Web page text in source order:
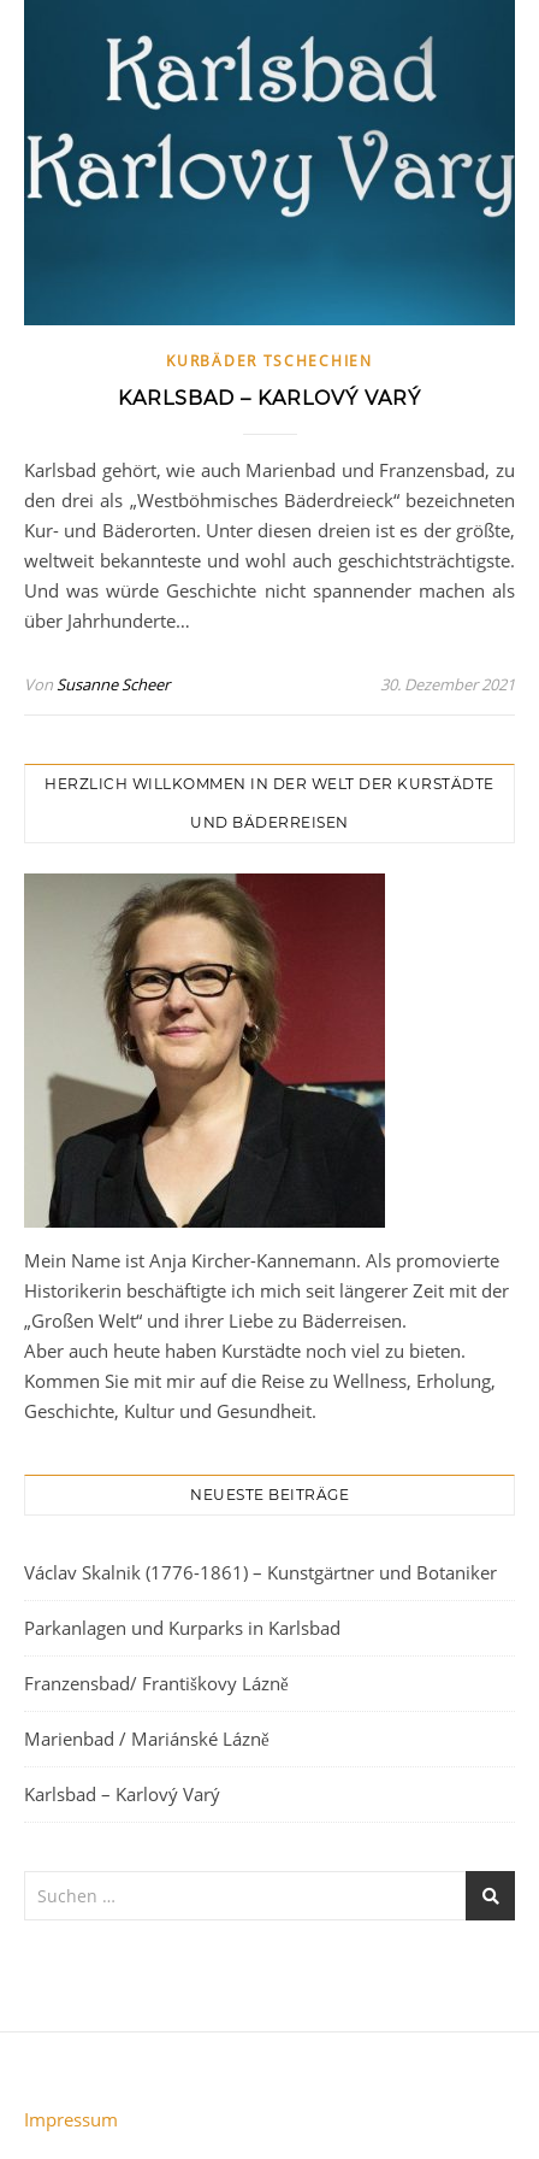
KURBÄDER TSCHECHIEN
KARLSBAD – KARLOVÝ VARÝ
Karlsbad gehört, wie auch Marienbad und Franzensbad, zu
den drei als „Westböhmisches Bäderdreieck“ bezeichneten
Kur- und Bäderorten. Unter diesen dreien ist es der größte,
weltweit bekannteste und wohl auch geschichtsträchtigste.
Und was würde Geschichte nicht spannender machen als
über Jahrhunderte…
VonSusanne Scheer 30. Dezember 2021
HERZLICH WILLKOMMEN IN DER WELT DER KURSTÄDTE
UND BÄDERREISEN
Mein Name ist Anja Kircher-Kannemann. Als promovierte
Historikerin beschäftigte ich mich seit längerer Zeit mit der
„Großen Welt“ und ihrer Liebe zu Bäderreisen.
Aber auch heute haben Kurstädte noch viel zu bieten.
Kommen Sie mit mir auf die Reise zu Wellness, Erholung,
Geschichte, Kultur und Gesundheit.
NEUESTE BEITRÄGE
Václav Skalnik (1776-1861) – Kunstgärtner und Botaniker
Parkanlagen und Kurparks in Karlsbad
Franzensbad/ Františkovy Lázně
Marienbad / Mariánské Lázně
Karlsbad – Karlový Varý
Impressum